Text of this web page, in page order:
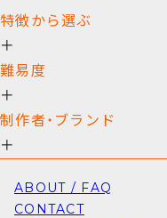
特徴から選ぶ
＋
難易度
＋
制作者・ブランド
＋
ABOUT / FAQ
CONTACT